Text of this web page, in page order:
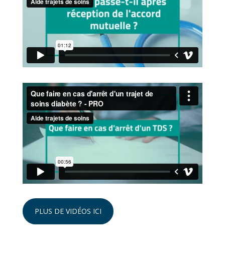
PLUS DE VIDÉOS ICI